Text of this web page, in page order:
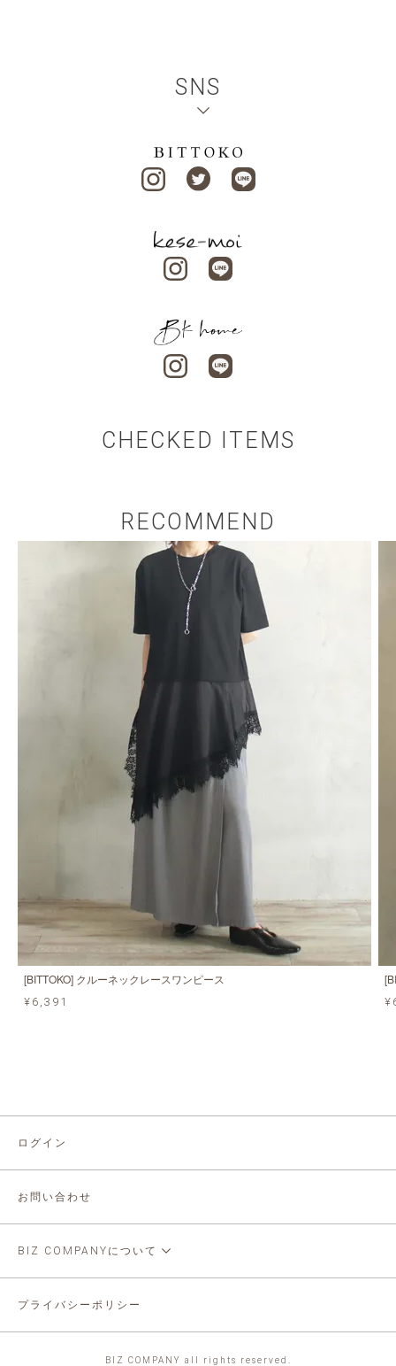
SNS
CHECKED ITEMS
RECOMMEND
[BITTOKO] クルーネックレースワンピース
¥6,391
ログイン
お問い合わせ
BIZ COMPANYについて
プライバシーポリシー
BIZ COMPANY all rights reserved.